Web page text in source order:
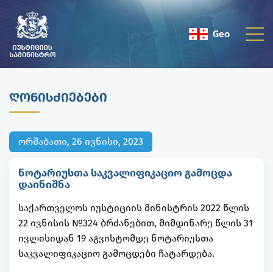
Geo
ᲦᲝᲜᲘᲡᲫᲘᲔᲑᲔᲑᲘ
ორშაბათი, 26 ივნისი, 2023
ნოტარიუსთა საკვალიფიკაციო გამოცდა
დაინიშნა
საქართველოს იუსტიციის მინისტრის 2022 წლის
22 ივნისის №324 ბრძანებით, მიმდინარე წლის 31
ივლისიდან 19 აგვისტომდე ნოტარიუსთა
საკვალიფიკაციო გამოცდები ჩატარდება.